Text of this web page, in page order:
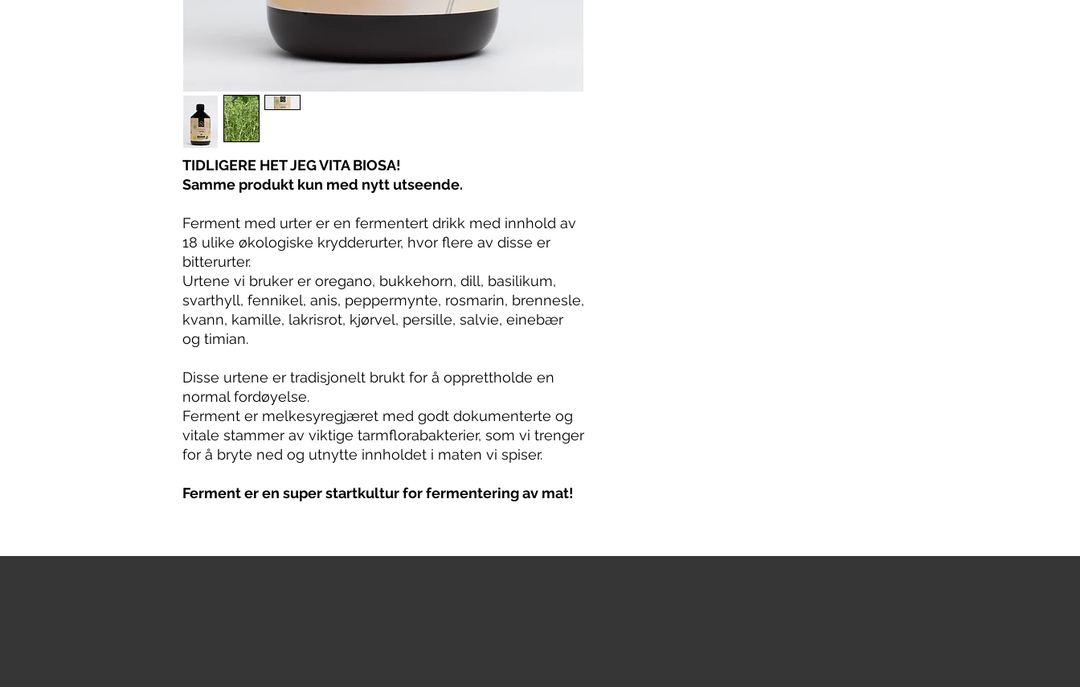
TIDLIGERE HET JEG VITA BIOSA!
Samme produkt kun med nytt utseende.
Ferment med urter er en fermentert drikk med innhold av
18 ulike økologiske krydderurter, hvor flere av disse er
bitterurter.
Urtene vi bruker er oregano, bukkehorn, dill, basilikum,
svarthyll, fennikel, anis, peppermynte, rosmarin, brennesle,
kvann, kamille, lakrisrot, kjørvel, persille, salvie, einebær
og timian.
Disse urtene er tradisjonelt brukt for å opprettholde en
normal fordøyelse.
Ferment er melkesyregjæret med godt dokumenterte og
vitale stammer av viktige tarmflorabakterier, som vi trenger
for å bryte ned og utnytte innholdet i maten vi spiser.
Ferment er en super startkultur for fermentering av mat!